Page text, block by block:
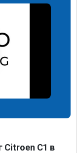
Citroen C1 в